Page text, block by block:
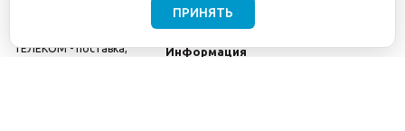
ТЕЛЕКОМ - поставка,
Информация
ПРИНЯТЬ